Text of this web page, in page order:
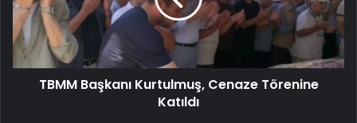
TBMM Başkanı Kurtulmuş, Cenaze Törenine
Katıldı